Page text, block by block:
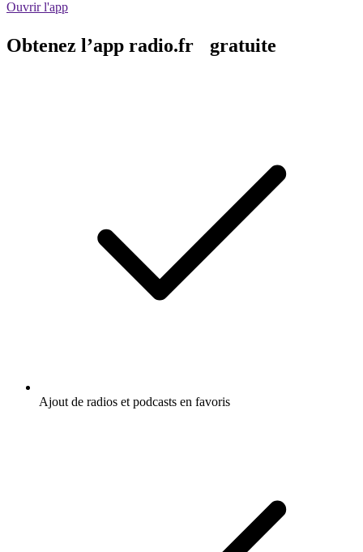
Ouvrir l'app
Obtenez l’app radio.fr gratuite
Ajout de radios et podcasts en favoris